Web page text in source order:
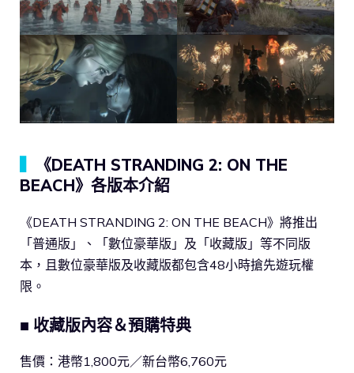
《DEATH STRANDING 2: ON THE
BEACH》各版本介紹
《DEATH STRANDING 2: ON THE BEACH》將推出
「普通版」、「數位豪華版」及「收藏版」等不同版
本，且數位豪華版及收藏版都包含48小時搶先遊玩權
限。
■ 收藏版內容＆預購特典
售價：港幣1,800元／新台幣6,760元